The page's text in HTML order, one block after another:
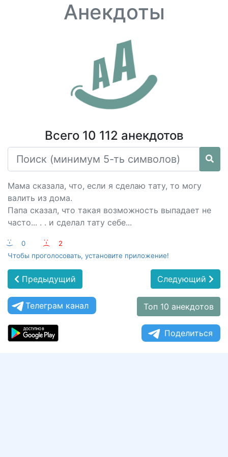
Анекдоты
Всего 10 112 анекдотов
Мама сказала, что, если я сделаю тату, то могу
валить из дома.
Папа сказал, что такая возможность выпадает не
часто... . . и сделал тату себе...
:-) 0 :-(
2
Чтобы проголосовать, установите приложение!
Предыдущий Следующий
Телеграм канал Топ 10 анекдотов
Поделиться